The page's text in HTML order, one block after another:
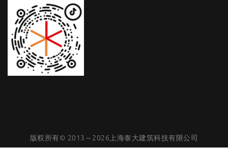
版权所有© 2013～2026上海泰大建筑科技有限公司